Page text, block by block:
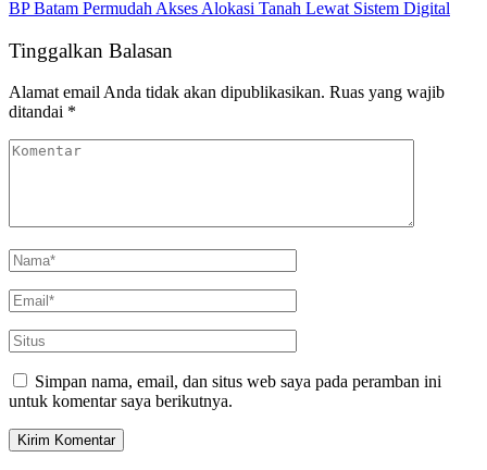
BP Batam Permudah Akses Alokasi Tanah Lewat Sistem Digital
Tinggalkan Balasan
Alamat email Anda tidak akan dipublikasikan. Ruas yang wajib
ditandai *
Simpan nama, email, dan situs web saya pada peramban ini
untuk komentar saya berikutnya.